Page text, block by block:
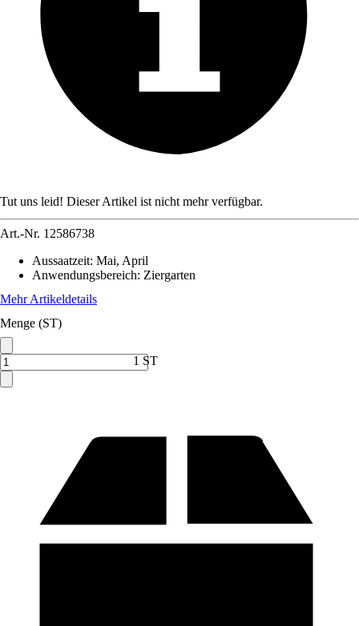
Tut uns leid! Dieser Artikel ist nicht mehr verfügbar.
Art.-Nr. 12586738
Aussaatzeit: Mai, April
Anwendungsbereich: Ziergarten
Mehr Artikeldetails
Menge (ST)
1 ST